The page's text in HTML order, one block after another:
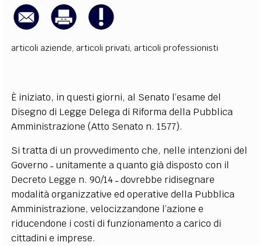
articoli aziende, articoli privati, articoli professionisti
È iniziato, in questi giorni, al Senato l’esame del
Disegno di Legge Delega di Riforma della Pubblica
Amministrazione (Atto Senato n. 1577).
Si tratta di un provvedimento che, nelle intenzioni del
Governo ˗ unitamente a quanto già disposto con il
Decreto Legge n. 90/14 ˗ dovrebbe ridisegnare
modalità organizzative ed operative della Pubblica
Amministrazione, velocizzandone l’azione e
riducendone i costi di funzionamento a carico di
cittadini e imprese.